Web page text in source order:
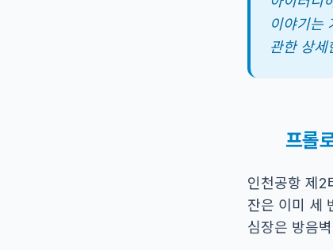
이야기는
관한 상세
프롤
인천공항 제2
잔은 이미 세
심장은 방음